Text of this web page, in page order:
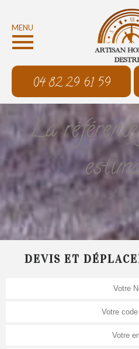
MENU
04 82 29 61 59
La
DEVIS ET